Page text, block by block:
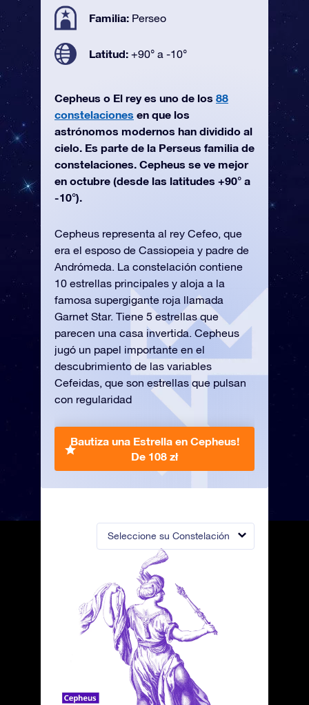
Seleccione su Constelación
Familia: Perseo
Latitud: +90° a -10°
Cepheus o El rey es uno de los 88
constelaciones en que los
astrónomos modernos han dividido al
cielo. Es parte de la Perseus familia de
constelaciones. Cepheus se ve mejor
en octubre (desde las latitudes +90° a
-10°).
Cepheus representa al rey Cefeo, que
era el esposo de Cassiopeia y padre de
Andrómeda. La constelación contiene
10 estrellas principales y aloja a la
famosa supergigante roja llamada
Garnet Star. Tiene 5 estrellas que
parecen una casa invertida. Cepheus
jugó un papel importante en el
descubrimiento de las variables
Cefeidas, que son estrellas que pulsan
con regularidad
Bautiza una Estrella en Cepheus!
De 108 zł